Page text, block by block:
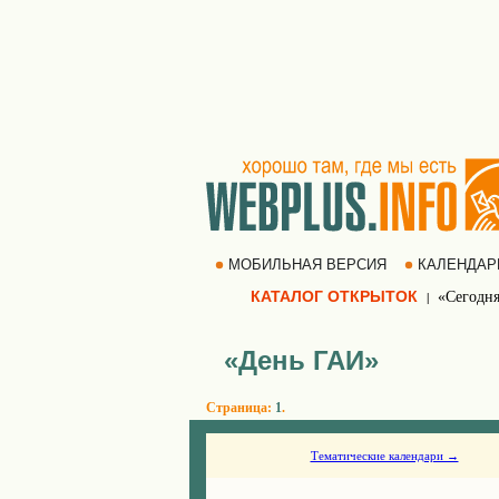
МОБИЛЬНАЯ ВЕРСИЯ
КАТАЛОГ ОТКРЫТОК |
«День ГАИ»
Страница: 1.
Тематические календари →